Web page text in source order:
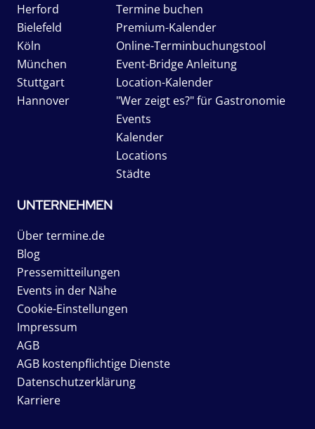
Herford
Bielefeld
Köln
München
Stuttgart
Hannover
Termine buchen
Premium-Kalender
Online-Terminbuchungstool
Event-Bridge Anleitung
Location-Kalender
"Wer zeigt es?" für Gastronomie
Events
Kalender
Locations
Städte
UNTERNEHMEN
Über termine.de
Blog
Pressemitteilungen
Events in der Nähe
Cookie-Einstellungen
Impressum
AGB
AGB kostenpflichtige Dienste
Datenschutzerklärung
Karriere